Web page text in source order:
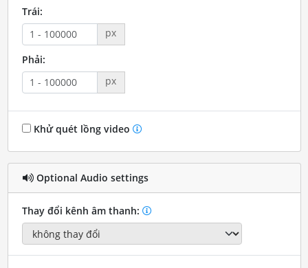
Trái:
px
Phải:
px
Khử quét lồng video
Optional Audio settings
Thay đổi kênh âm thanh: